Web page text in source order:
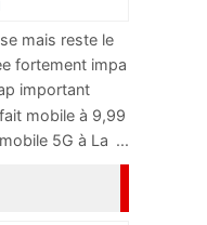
mais reste le
...
fortement impa
important
...
mobile à 9,99
5G à La ...